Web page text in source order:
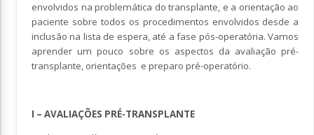
envolvidos na problemática do transplante, e a orientação ao
paciente sobre todos os procedimentos envolvidos desde a
inclusão na lista de espera, até a fase pós-operatória. Vamos
aprender um pouco sobre os aspectos da avaliação pré-
transplante, orientações e preparo pré-operatório.
I – AVALIAÇÕES PRÉ-TRANSPLANTE